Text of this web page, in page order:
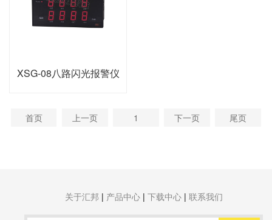
XSG-08八路闪光报警仪
首页 上一页 1 下一页 尾页
关于汇邦 | 产品中心| 下载中心| 联系我们